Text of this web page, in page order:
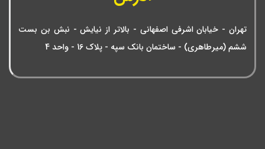
تهران - خیابان اشرفی اصفهانی - بالاتر از نیایش - نبش بن بست
ششم (میرطاهری) - ساختمان بانک سپه - پلاک 16 - واحد 4